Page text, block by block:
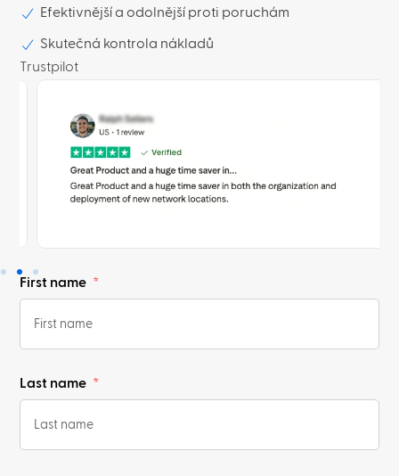
Efektivnější a odolnější proti poruchám
Skutečná kontrola nákladů
Trustpilot
First name
Last name